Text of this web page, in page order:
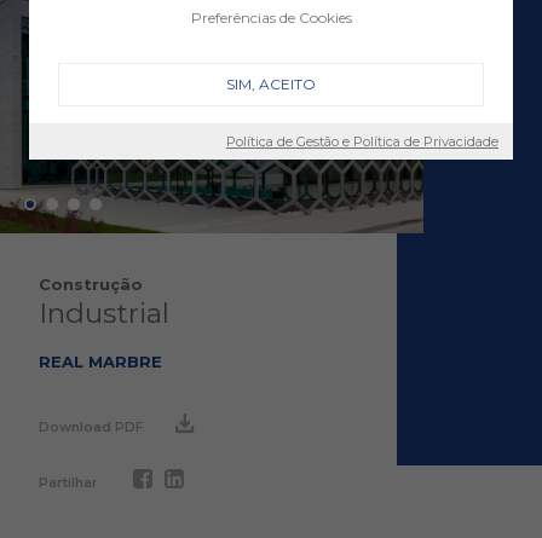
Construção
Industrial
REAL MARBRE
Download PDF
Partilhar
Preferências de Cookies
SIM, ACEITO
Política de Gestão e Política de Privacidade